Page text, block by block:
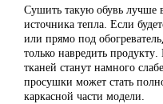
Сушить такую обувь лучше
источника тепла. Если
или прямо под
только навредить
тканей станут намного
просушки может стать
каркасной части модели.